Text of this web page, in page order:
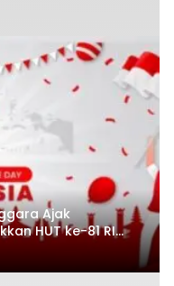
Ajak
HUT ke-81 RI